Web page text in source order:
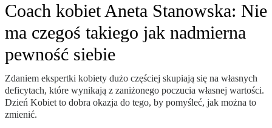
Coach kobiet Aneta Stanowska: Nie
ma czegoś takiego jak nadmierna
pewność siebie
Zdaniem ekspertki kobiety dużo częściej skupiają się na własnych
deficytach, które wynikają z zaniżonego poczucia własnej wartości.
Dzień Kobiet to dobra okazja do tego, by pomyśleć, jak można to
zmienić.